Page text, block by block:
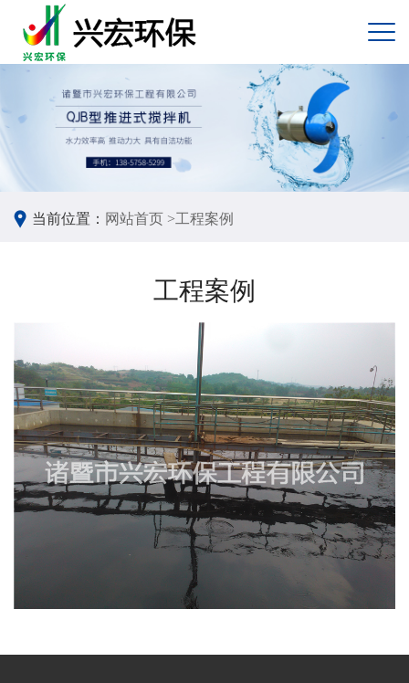
当前位置： 网站首页 >工程案例
工程案例